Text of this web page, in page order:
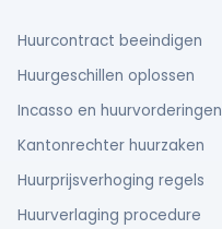
Huurcontract beeindigen
Huurgeschillen oplossen
Incasso en huurvorderingen
Kantonrechter huurzaken
Huurprijsverhoging regels
Huurverlaging procedure